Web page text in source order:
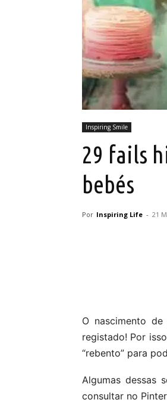
Inspiring Smile
29 fails
bebés
Por Inspiring Life - 21
O nascimento
registado! Por
“rebento” para
Algumas dessas
consultar no